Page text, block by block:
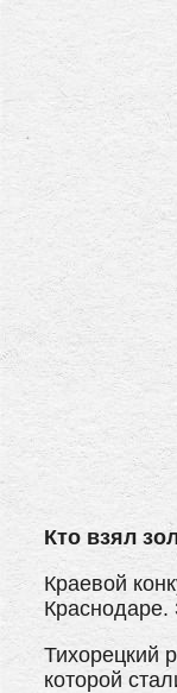
Кто взял
Краевой
Краснодаре.
Тихорецкий
которой